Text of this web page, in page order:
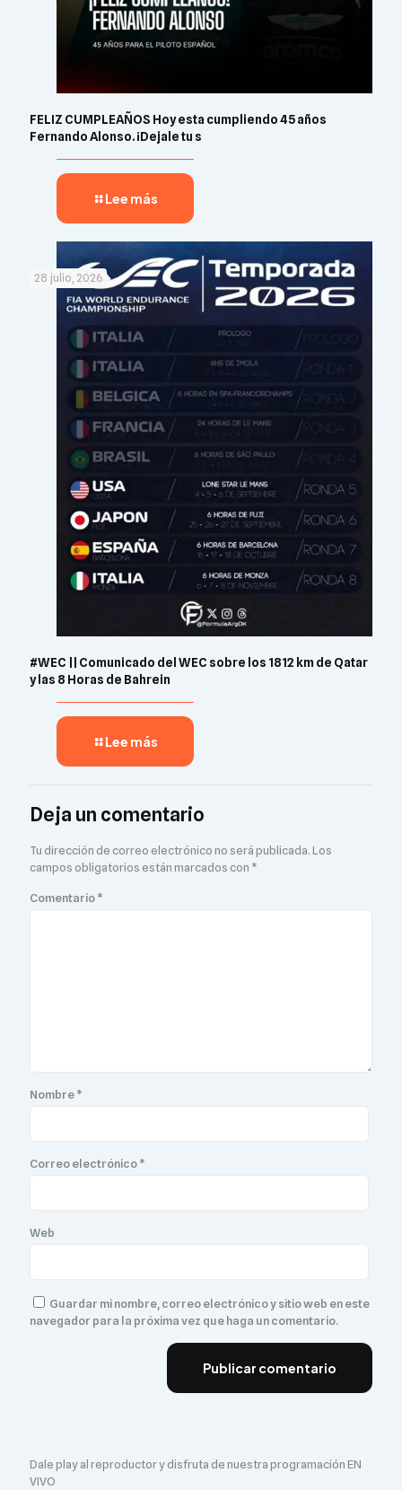
FELIZ CUMPLEAÑOS Hoy esta cumpliendo 45 años
Fernando Alonso. ¡Dejale tu s
Lee más
28 julio, 2026
#WEC || Comunicado del WEC sobre los 1812 km de Qatar
y las 8 Horas de Bahrein
Lee más
Deja un comentario
Tu dirección de correo electrónico no será publicada.Los
campos obligatorios están marcados con *
Comentario*
Nombre*
Correo electrónico*
Web
Guardar mi nombre, correo electrónico y sitio web en este
navegador para la próxima vez que haga un comentario.
Dale play al reproductor y disfruta de nuestra programación EN
VIVO